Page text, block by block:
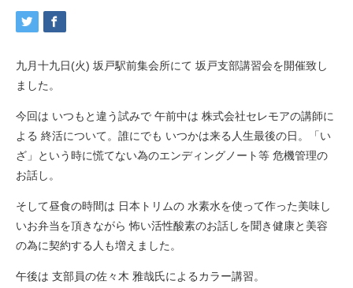
九月十九日(火) 坂戸駅前集会所にて 坂戸支部講習会を開催致し
ました。
今回は いつもと違う試みで 午前中は 株式会社セレモアの講師に
よる 終活について。誰にでも いつかは来る人生最後の日。「い
ざ」という時に慌てない為のエンディングノート等 危機管理の
お話し。
そして昼食の時間は 日本トリムの 水素水を使って作った美味し
いお弁当を頂きながら 怖い活性酸素のお話しを聞き健康と美容
の為に契約する人も増えました。
午後は 支部員の佐々木 雅哉氏によるカラー講習。